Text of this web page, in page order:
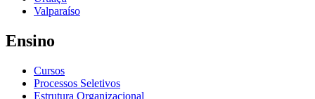
Valparaíso
Ensino
Cursos
Processos Seletivos
Estrutura Organizacional